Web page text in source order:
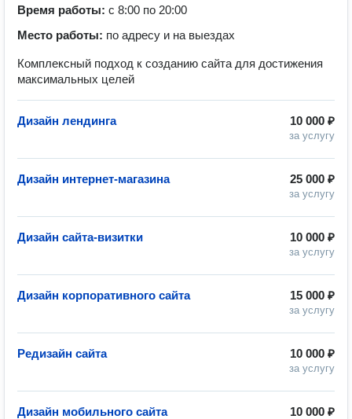
Время работы: с 8:00 по 20:00
Место работы: по адресу и на выездах
Комплексный подход к созданию сайта для достижения
максимальных целей
10 000 ₽
за услугу
Дизайн лендинга
25 000 ₽
за услугу
Дизайн интернет-магазина
10 000 ₽
за услугу
Дизайн сайта-визитки
15 000 ₽
за услугу
Дизайн корпоративного сайта
10 000 ₽
за услугу
Редизайн сайта
10 000 ₽
Дизайн мобильного сайта